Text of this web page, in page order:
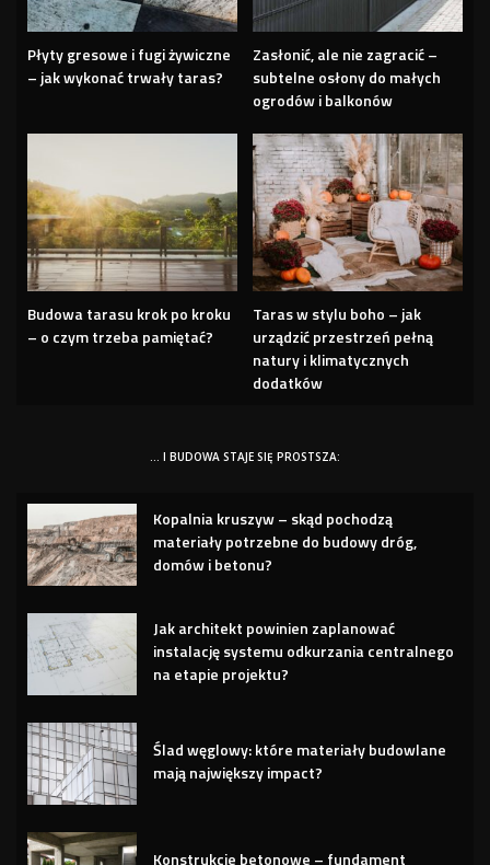
Płyty gresowe i fugi żywiczne
– jak wykonać trwały taras?
Zasłonić, ale nie zagracić –
subtelne osłony do małych
ogrodów i balkonów
Budowa tarasu krok po kroku
– o czym trzeba pamiętać?
Taras w stylu boho – jak
urządzić przestrzeń pełną
natury i klimatycznych
dodatków
… I BUDOWA STAJE SIĘ PROSTSZA:
Kopalnia kruszyw – skąd pochodzą
materiały potrzebne do budowy dróg,
domów i betonu?
Jak architekt powinien zaplanować
instalację systemu odkurzania centralnego
na etapie projektu?
Ślad węglowy: które materiały budowlane
mają największy impact?
Konstrukcje betonowe – fundament